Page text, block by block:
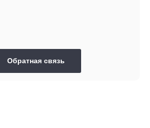
Обратная связь